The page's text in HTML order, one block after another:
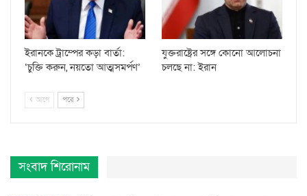
ইরানকে ট্রাম্পের কড়া বার্তা:
‘চুক্তি করুন, নয়তো আত্মসমর্পণ’
যুক্তরাষ্ট্রের সঙ্গে কোনো আলোচনা
চলছে না: ইরান
আগে পরে
সংবাদ শিরোনাম